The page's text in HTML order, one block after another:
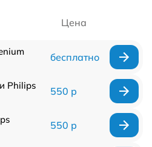
Цена
бесплатно
Philips
550 р
550 р